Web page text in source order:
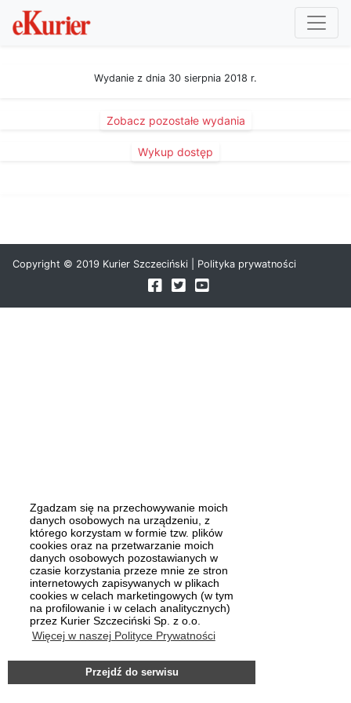
Zgadzam się na przechowywanie moich
danych osobowych na urządzeniu, z
którego korzystam w formie tzw. plików
cookies oraz na przetwarzanie moich
danych osobowych pozostawianych w
czasie korzystania przeze mnie ze stron
internetowych zapisywanych w plikach
cookies w celach marketingowych (w tym
na profilowanie i w celach analitycznych)
przez Kurier Szczeciński Sp. z o.o.
Więcej w naszej Polityce Prywatności
Przejdź do serwisu
Wydanie z dnia 30 sierpnia 2018 r.
Zobacz pozostałe wydania
Wykup dostęp
Copyright © 2019 Kurier Szczeciński | Polityka prywatności